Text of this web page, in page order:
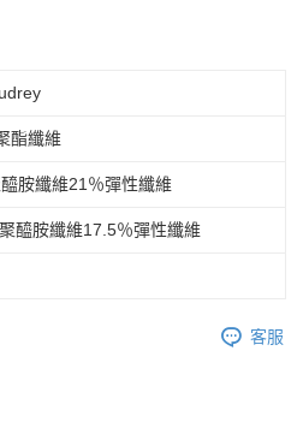
酯纖維
胺纖維21％彈性纖維
醯胺纖維17.5％彈性纖維
客服